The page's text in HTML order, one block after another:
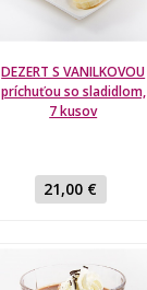
DEZERT S VANILKOVOU
príchuťou so sladidlom,
7 kusov
21,00 €